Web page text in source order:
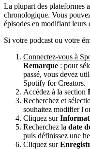
La plupart des plateformes
chronologique. Vous
épisodes en modifiant leurs
Si votre podcast ou votre
Connectez-vous à
Remarque : pour
passé, vous devez
Spotify for Creators.
Accédez à la section
Recherchez et
souhaitez modifier
Cliquez sur
Recherchez la date
puis définissez une
Cliquez sur